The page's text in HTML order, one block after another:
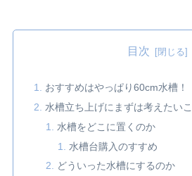
目次
おすすめはやっぱり60cm水槽！
水槽立ち上げにまずは考えたい
水槽をどこに置くのか
水槽台購入のすすめ
どういった水槽にするのか